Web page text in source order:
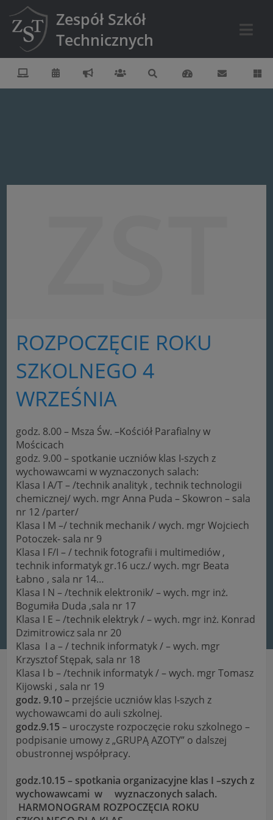
Zespół Szkół
Technicznych
ROZPOCZĘCIE ROKU
SZKOLNEGO 4
WRZEŚNIA
godz. 8.00 – Msza Św. –Kościół Parafialny w
Mościcach
godz. 9.00 – spotkanie uczniów klas I-szych z
wychowawcami w wyznaczonych salach:
Klasa I A/T – /technik analityk , technik technologii
chemicznej/ wych. mgr Anna Puda – Skowron – sala
nr 12 /parter/
Klasa I M –/ technik mechanik / wych. mgr Wojciech
Potoczek- sala nr 9
Klasa I F/I – / technik fotografii i multimediów ,
technik informatyk gr.16 ucz./ wych. mgr Beata
Łabno , sala nr 14…
Klasa I N – /technik elektronik/ – wych. mgr inż.
Bogumiła Duda ,sala nr 17
Klasa I E – /technik elektryk / – wych. mgr inż. Konrad
Dzimitrowicz sala nr 20
Klasa I a – / technik informatyk / – wych. mgr
Krzysztof Stępak, sala nr 18
Klasa I b – /technik informatyk / – wych. mgr Tomasz
Kijowski , sala nr 19
godz. 9.10 – przejście uczniów klas I-szych z
wychowawcami do auli szkolnej.
godz.9.15– uroczyste rozpoczęcie roku szkolnego –
podpisanie umowy z „GRUPĄ AZOTY” o dalszej
obustronnej współpracy.
godz.10.15 – spotkania organizacyjne klas I –szych z
wychowawcami w wyznaczonych salach.
HARMONOGRAM ROZPOCZĘCIA ROKU